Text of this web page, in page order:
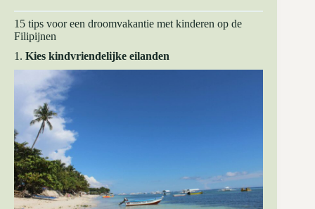
15 tips voor een droomvakantie met kinderen op de
Filipijnen
1. Kies kindvriendelijke eilanden